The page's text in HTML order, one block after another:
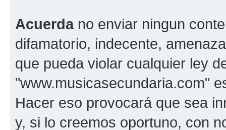
Acuerdano enviar ningun
difamatorio, indecente,
que pueda violar cualquier ley
"www.musicasecundaria.com"
Hacer eso provocará que sea
y, si lo creemos oportuno, con